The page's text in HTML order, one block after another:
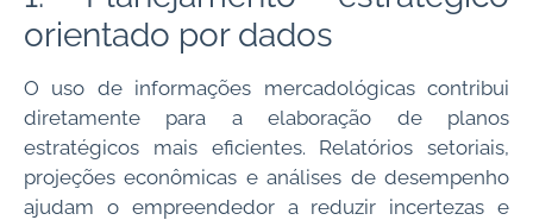
orientado por dados
O uso de informações mercadológicas contribui
diretamente para a elaboração de planos
estratégicos mais eficientes. Relatórios setoriais,
projeções econômicas e análises de desempenho
ajudam o empreendedor a reduzir incertezas e